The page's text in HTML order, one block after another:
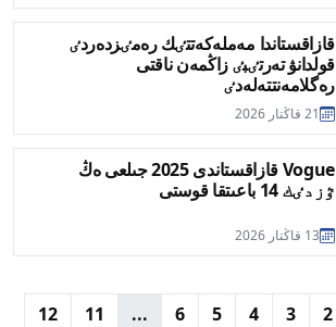
قازاقستاندا مەملەكەتتٸك رەمٸزدەردٸ
قولدانۋ تەرتٸبٸ زاڭمەن ناقتى
رەگلامەنتتەلەدٸ
21 قاڭتار 2026
Vogue قازاقستاندى 2025 جىلعى ەڭ
ٷزدٸك 14 باعىتقا قوستى
13 قاڭتار 2026
2
3
4
5
6
...
11
12